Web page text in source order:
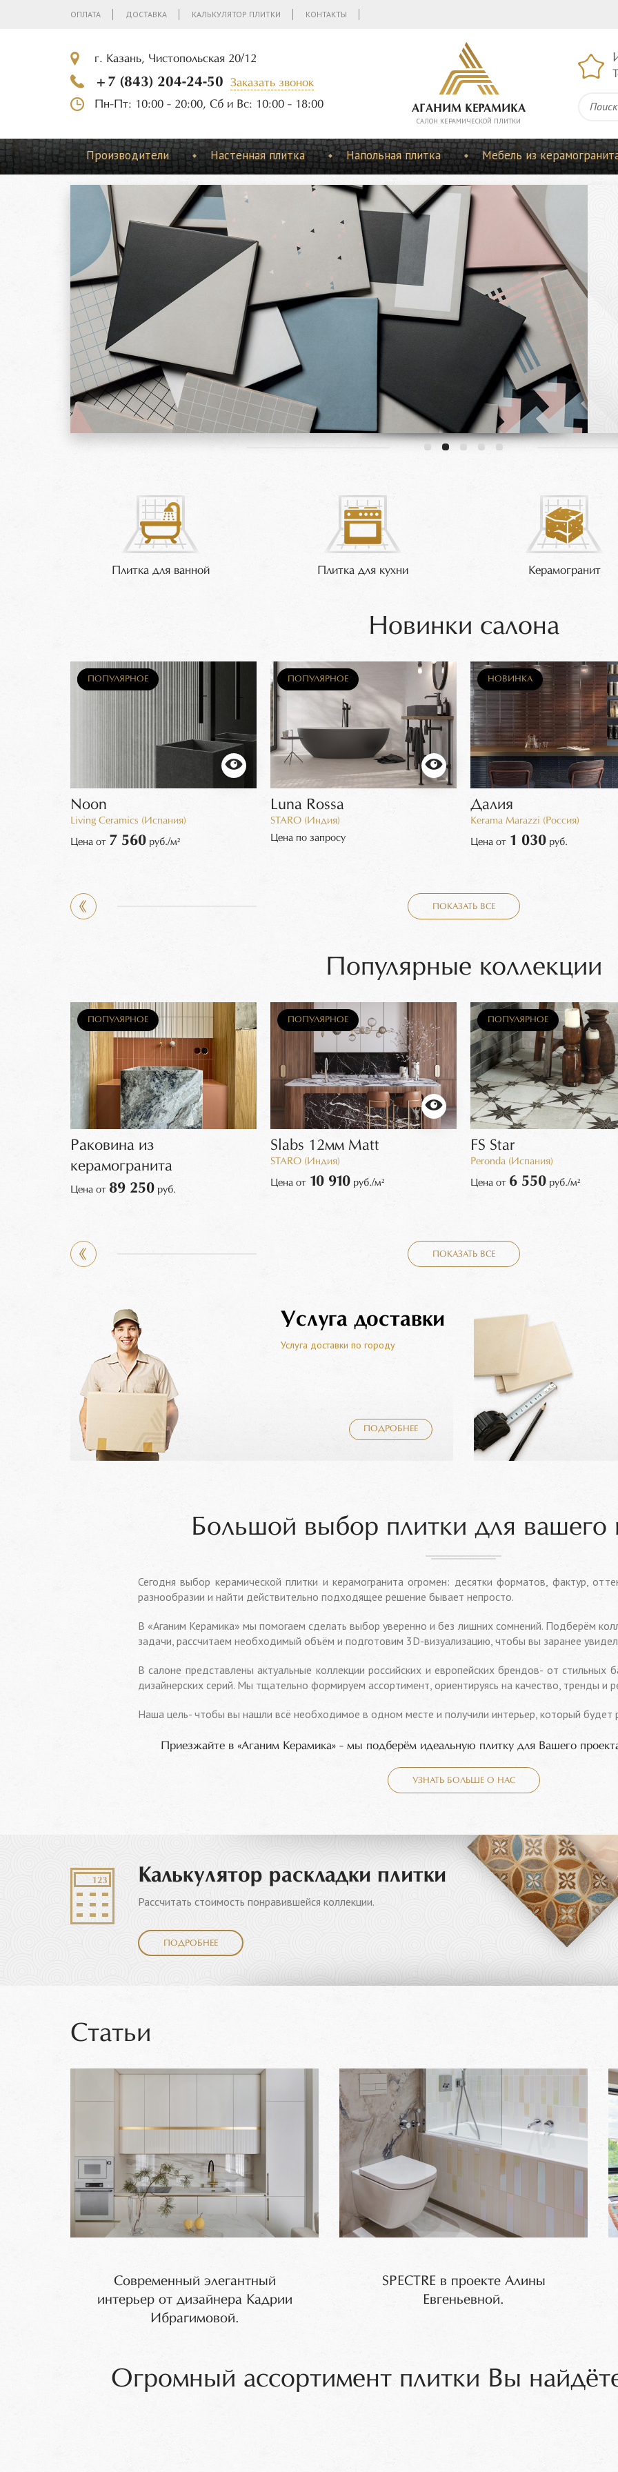
ОПЛАТА ДОСТАВКА КАЛЬКУЛЯТОР ПЛИТКИ КОНТАКТЫ
г. Казань, Чистопольская 20/12
+7 (843) 204-24-50
Заказать звонок
Пн-Пт: 10:00 - 20:00, Сб и Вс: 10:00 - 18:00
АГАНИМ КЕРАМИКА
CАЛОН КЕРАМИЧЕСКОЙ ПЛИТКИ
Производители Настенная плитка Напольная плитка Мебель из
Плитка для ванной Плитка для кухни Керамогранит
Новинки салона
НОВИНКА
ПОПУЛЯРНОЕ
Noon
Living Ceramics (Испания)
Цена от 7 560 руб./м²
НОВИНКА
ПОПУЛЯРНОЕ
Luna Rossa
STARO (Индия)
Цена по запросу
НОВИНКА
Далия
Kerama Marazzi (Россия)
Цена от 1 030 руб.
ПОКАЗАТЬ ВСЕ
Популярные коллекции
ПОПУЛЯРНОЕ
Раковина из
керамогранита
Цена от 89 250 руб.
ПОПУЛЯРНОЕ
Slabs 12мм Matt
STARO (Индия)
Цена от 10 910 руб./м²
ПОПУЛЯРНОЕ
FS Star
Peronda (Испания)
Цена от 6 550 руб./м²
ПОКАЗАТЬ ВСЕ
Услуга доставки
Услуга доставки по городу
ПОДРОБНЕЕ
Большой выбор плитки для вашего
Сегодня выбор керамической плитки и керамогранита огромен: десятки форматов, фактур,
разнообразии и найти действительно подходящее решение бывает непросто.
В «Аганим Керамика» мы помогаем сделать выбор уверенно и без лишних сомнений. Подберём
задачи, рассчитаем необходимый объём и подготовим 3D-визуализацию, чтобы вы заранее
В салоне представлены актуальные коллекции российских и европейских брендов- от
дизайнерских серий. Мы тщательно формируем ассортимент, ориентируясь на качество, тренды и
Наша цель- чтобы вы нашли всё необходимое в одном месте и получили интерьер, который будет
Приезжайте в «Аганим Керамика» - мы подберём идеальную плитку для Вашего
УЗНАТЬ БОЛЬШЕ О НАС
Калькулятор раскладки плитки
Рассчитать стоимость понравившейся коллекции.
ПОДРОБНЕЕ
Статьи
Современный элегантный
интерьер от дизайнера Кадрии
Ибрагимовой.
SPECTRE в проекте Алины
Евгеньевной.
Огромный ассортимент плитки Вы